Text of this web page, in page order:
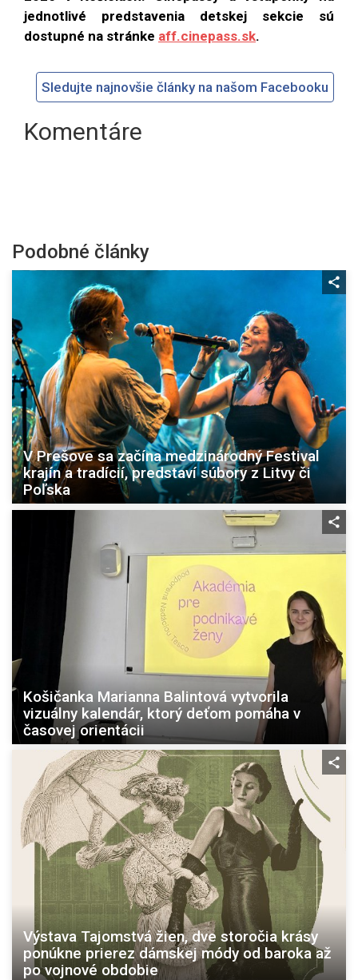
jednotlivé predstavenia detskej sekcie sú
dostupné na stránke aff.cinepass.sk.
Sledujte najnovšie články na našom Facebooku
Komentáre
Podobné články
V Prešove sa začína medzinárodný Festival
krajín a tradícií, predstaví súbory z Litvy či
Poľska
Košičanka Marianna Balintová vytvorila
vizuálny kalendár, ktorý deťom pomáha v
časovej orientácii
Výstava Tajomstvá žien, dve storočia krásy
ponúkne prierez dámskej módy od baroka až
po vojnové obdobie